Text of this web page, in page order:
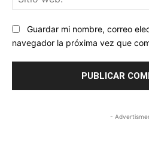
Guardar mi nombre, correo
navegador la próxima vez que
-